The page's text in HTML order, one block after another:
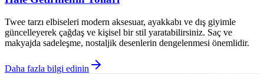
Twee tarzı elbiseleri modern aksesuar, ayakkabı ve dış giyimle
güncelleyerek çağdaş ve kişisel bir stil yaratabilirsiniz. Saç ve
makyajda sadeleşme, nostaljik desenlerin dengelenmesi önemlidir.
Daha fazla bilgi edinin